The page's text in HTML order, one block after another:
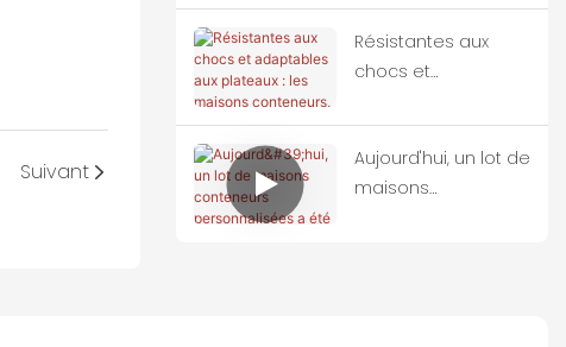
Suivant
commande
importante de
maisons
Résistantes aux
chocs et
plateaux : les
maisons
conteneurs, abris
Aujourd'hui, un lot de
maisons